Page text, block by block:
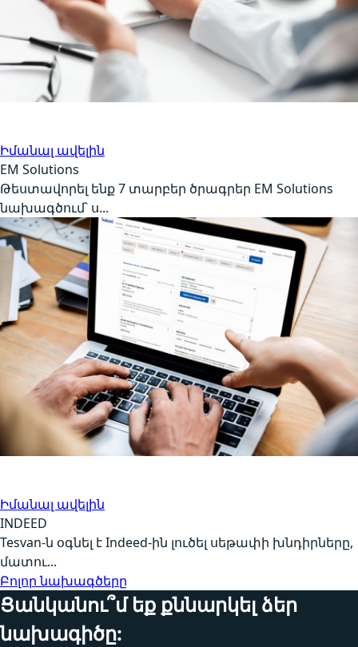
Իմանալ ավելին
EM Solutions
Թեստավորել ենք 7 տարբեր ծրագրեր EM Solutions
նախագծում՝ ս...
Իմանալ ավելին
INDEED
Tesvan-ն օգնել է Indeed-ին լուծել սեթափի խնդիրները,
մատու...
Բոլոր նախագծերը
Ցանկանու՞մ եք քննարկել ձեր
նախագիծը: